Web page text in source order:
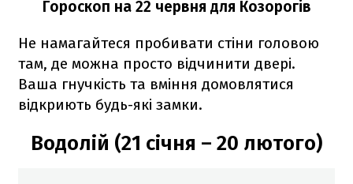
Гороскоп на 22 червня для Козорогів
Не намагайтеся пробивати стіни головою
там, де можна просто відчинити двері.
Ваша гнучкість та вміння домовлятися
відкриють будь-які замки.
Водолій (21 січня – 20 лютого)